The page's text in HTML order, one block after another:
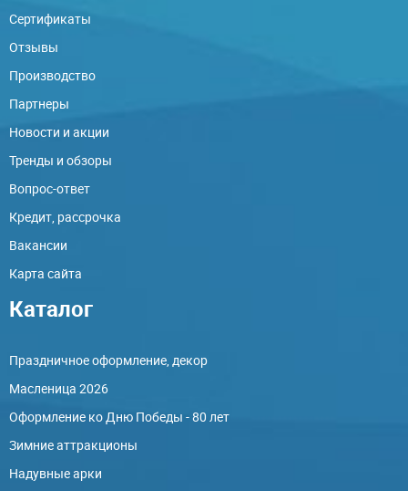
Сертификаты
Отзывы
Производство
Партнеры
Новости и акции
Тренды и обзоры
Вопрос-ответ
Кредит, рассрочка
Вакансии
Карта сайта
Каталог
Праздничное оформление, декор
Масленица 2026
Оформление ко Дню Победы - 80 лет
Зимние аттракционы
Надувные арки